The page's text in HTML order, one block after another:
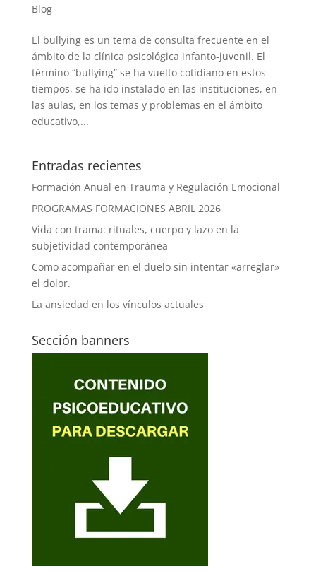
Blog
El bullying es un tema de consulta frecuente en el
ámbito de la clínica psicológica infanto-juvenil. El
término “bullying” se ha vuelto cotidiano en estos
tiempos, se ha ido instalado en las instituciones, en
las aulas, en los temas y problemas en el ámbito
educativo,...
Entradas recientes
Formación Anual en Trauma y Regulación Emocional
PROGRAMAS FORMACIONES ABRIL 2026
Vida con trama: rituales, cuerpo y lazo en la
subjetividad contemporánea
Como acompañar en el duelo sin intentar «arreglar»
el dolor.
La ansiedad en los vínculos actuales
Sección banners